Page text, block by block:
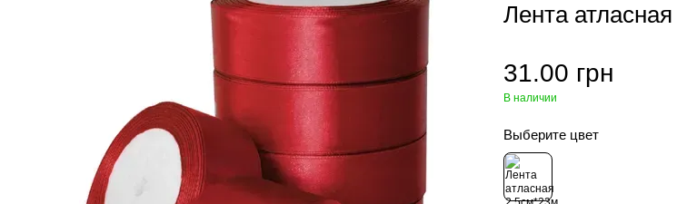
Лента
31.00 грн
В наличии
Выберите цвет